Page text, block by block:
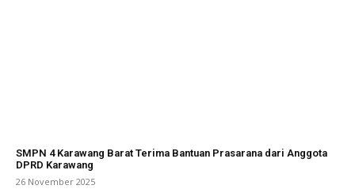
SMPN 4 Karawang Barat Terima Bantuan Prasarana dari Anggota
DPRD Karawang
26 November 2025